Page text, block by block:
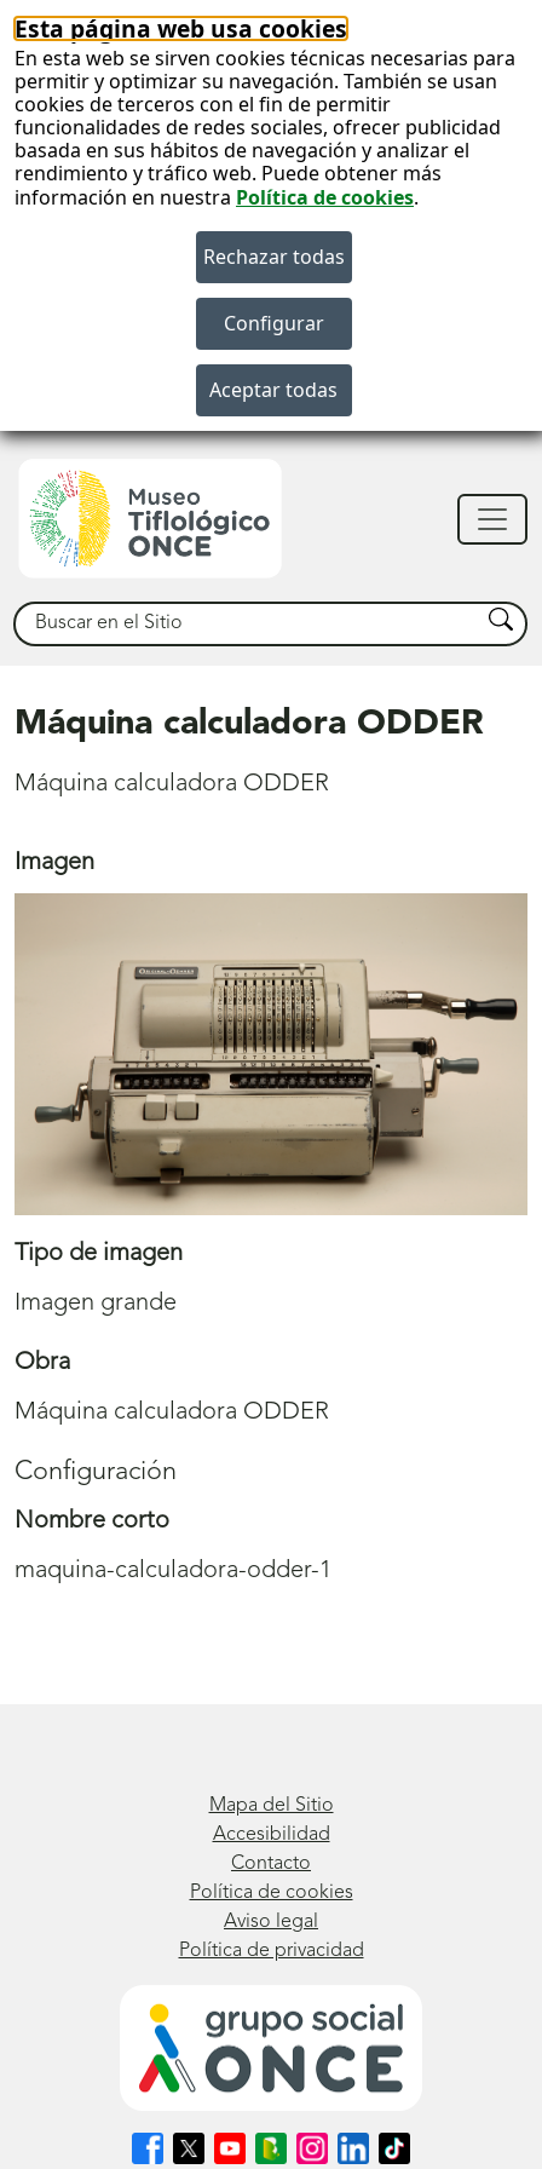
Esta página web usa cookies
En esta web se sirven cookies técnicas necesarias para
permitir y optimizar su navegación. También se usan
cookies de terceros con el fin de permitir
funcionalidades de redes sociales, ofrecer publicidad
basada en sus hábitos de navegación y analizar el
rendimiento y tráfico web. Puede obtener más
información en nuestra Política de cookies.
Buscar Buscar
Máquina calculadora ODDER
Máquina calculadora ODDER
Imagen
Tipo de imagen
Imagen grande
Obra
Máquina calculadora ODDER
Configuración
Nombre corto
maquina-calculadora-odder-1
Mapa del Sitio
Accesibilidad
Contacto
Política de cookies
Aviso legal
Política de privacidad
SíguenosSíguenosSíguenosSíguenosSíguenosSíguenosSíguenos